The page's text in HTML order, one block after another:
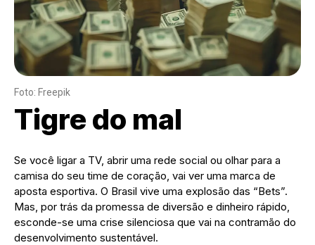
Foto: Freepik
Tigre do mal
​Se você ligar a TV, abrir uma rede social ou olhar para a
camisa do seu time de coração, vai ver uma marca de
aposta esportiva. O Brasil vive uma explosão das “Bets”.
Mas, por trás da promessa de diversão e dinheiro rápido,
esconde-se uma crise silenciosa que vai na contramão do
desenvolvimento sustentável.